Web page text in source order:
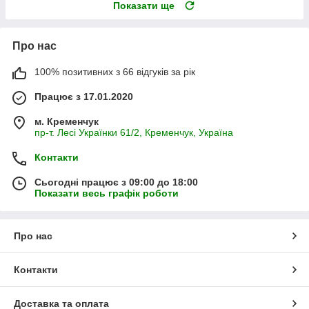
Показати ще
Про нас
100% позитивних з 66 відгуків за рік
Працює з 17.01.2020
м. Кременчук
пр-т. Лесі Українки 61/2, Кременчук, Україна
Контакти
Сьогодні працює з 09:00 до 18:00
Показати весь графік роботи
Про нас
Контакти
Доставка та оплата